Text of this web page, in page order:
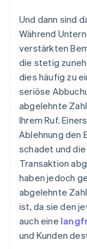
Und dann sind
Während
verstärkten
die stetig
dies häufig zu
seriöse
abgelehnte
Ihrem Ruf.
Ablehnung den
schadet und
Transaktion
haben jedoch
abgelehnte
ist, da sie den
auch eine
und Kunden